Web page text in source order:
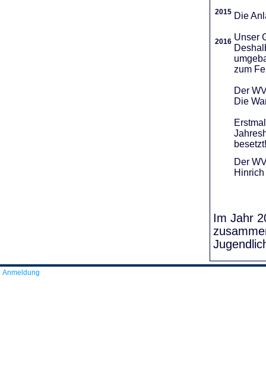
2015
2016
Die
Unser
zum
Der
Die
besetzt!
Der
Im Jahr
Anmeldung